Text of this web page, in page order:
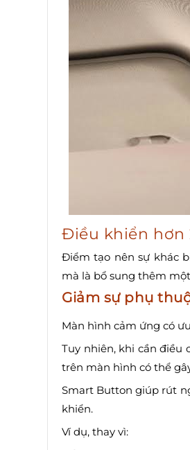
Điều khiển hơn
Điểm tạo nên sự khác
mà là bổ sung thêm
Giảm sự phụ
Màn hình cảm ứng có
Tuy nhiên, khi cần điều
trên màn hình có thể
Smart Button giúp rút
khiển.
Ví dụ, thay vì: